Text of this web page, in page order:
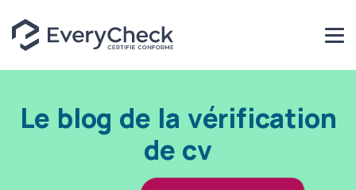
Le blog de la vérification
de cv